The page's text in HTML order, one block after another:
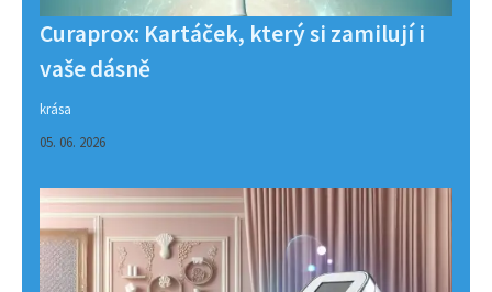
Curaprox: Kartáček, který si zamilují i
vaše dásně
krása
05. 06. 2026